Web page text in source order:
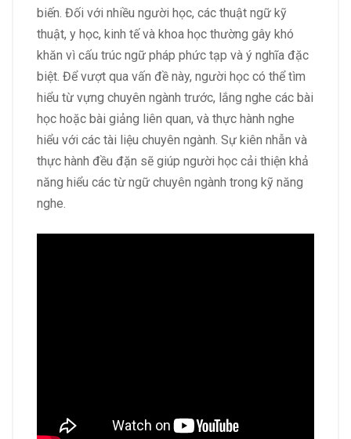
biến. Đối với nhiều người học, các thuật ngữ kỹ
thuật, y học, kinh tế và khoa học thường gây khó
khăn vì cấu trúc ngữ pháp phức tạp và ý nghĩa đặc
biệt. Để vượt qua vấn đề này, người học có thể tìm
hiểu từ vựng chuyên ngành trước, lắng nghe các bài
học hoặc bài giảng liên quan, và thực hành nghe
hiểu với các tài liệu chuyên ngành. Sự kiên nhẫn và
thực hành đều đặn sẽ giúp người học cải thiện khả
năng hiểu các từ ngữ chuyên ngành trong kỹ năng
nghe.